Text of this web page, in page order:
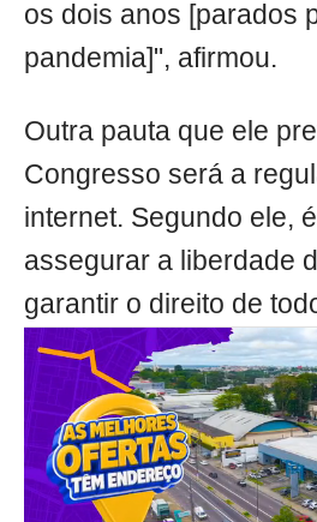
os dois anos [parados
pandemia]", afirmou.
Outra pauta que ele
Congresso será a
internet. Segundo ele,
assegurar a liberdade
garantir o direito de